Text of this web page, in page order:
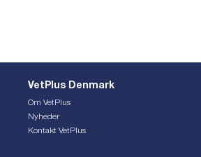
VetPlus Denmark
Om VetPlus
Nyheder
Kontakt VetPlus